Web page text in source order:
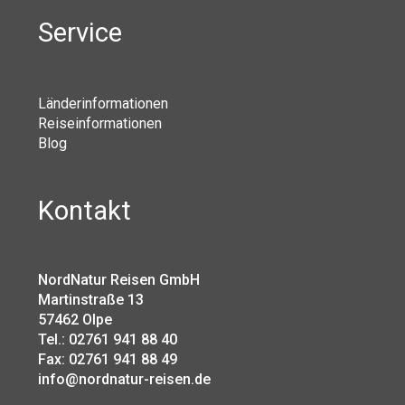
Service
Länderinformationen
Reiseinformationen
Blog
Kontakt
NordNatur Reisen GmbH
Martinstraße 13
57462 Olpe
Tel.: 02761 941 88 40
Fax: 02761 941 88 49
info@nordnatur-reisen.de